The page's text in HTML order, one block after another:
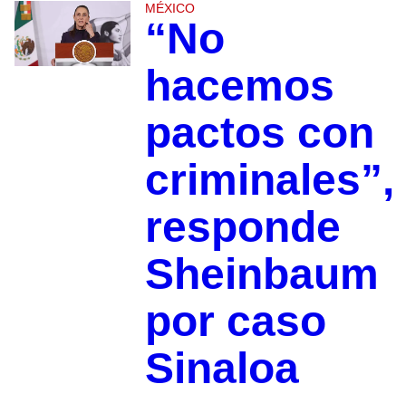
MÉXICO
“No
hacemos
pactos con
criminales”,
responde
Sheinbaum
por caso
Sinaloa